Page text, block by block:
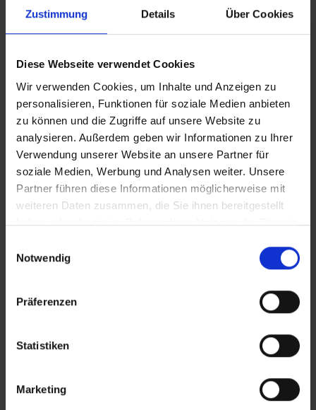
Zustimmung Details Über Cookies
Diese Webseite verwendet Cookies
Wir verwenden Cookies, um Inhalte und Anzeigen zu
personalisieren, Funktionen für soziale Medien anbieten
zu können und die Zugriffe auf unsere Website zu
analysieren. Außerdem geben wir Informationen zu Ihrer
Verwendung unserer Website an unsere Partner für
soziale Medien, Werbung und Analysen weiter. Unsere
Partner führen diese Informationen möglicherweise mit
weiteren Daten zusammen, die Sie ihnen bereitgestellt
haben oder die sie im Rahmen Ihrer Nutzung der Dienste
Notwendig
Präferenzen
Statistiken
Marketing
Nachhaltige Geldanlage: Rendite mit gutem Gewissen?
Clean_Vertical_04 Blinde Vikarin
Zusätzliches Material
interessieren